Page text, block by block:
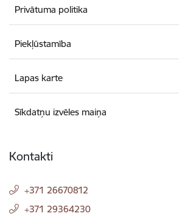
Privātuma politika
Piekļūstamība
Lapas karte
Sīkdatņu izvēles maiņa
Kontakti
+371 26670812
+371 29364230